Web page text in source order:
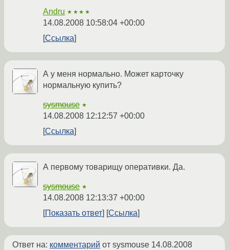
Andru ★★★★
14.08.2008 10:58:04 +00:00
Ссылка
А у меня нормально. Может карточку
нормальную купить?
sysmouse ★
14.08.2008 12:12:57 +00:00
Ссылка
А первому товарищу оперативки. Да.
sysmouse ★
14.08.2008 12:13:37 +00:00
Показать ответ
Ссылка
Ответ на: комментарий от sysmouse 14.08.2008